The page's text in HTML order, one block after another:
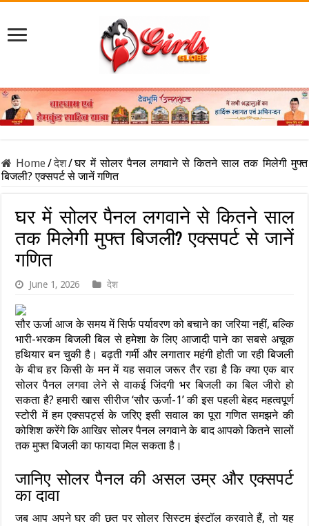
Home/देश/घर में सोलर पैनल लगवाने से कितने साल तक मिलेगी मुफ्त
बिजली? एक्सपर्ट से जानें गणित
घर में सोलर पैनल लगवाने से कितने साल
तक मिलेगी मुफ्त बिजली? एक्सपर्ट से जानें
गणित
June 1, 2026 देश
सौर ऊर्जा आज के समय में सिर्फ पर्यावरण को बचाने का जरिया नहीं, बल्कि
भारी-भरकम बिजली बिल से हमेशा के लिए आजादी पाने का सबसे अचूक
हथियार बन चुकी है। बढ़ती गर्मी और लगातार महंगी होती जा रही बिजली
के बीच हर किसी के मन में यह सवाल जरूर तैर रहा है कि क्या एक बार
सोलर पैनल लगवा लेने से वाकई जिंदगी भर बिजली का बिल जीरो हो
सकता है? हमारी खास सीरीज ‘सौर ऊर्जा-1’ की इस पहली बेहद महत्वपूर्ण
स्टोरी में हम एक्सपर्ट्स के जरिए इसी सवाल का पूरा गणित समझने की
कोशिश करेंगे कि आखिर सोलर पैनल लगवाने के बाद आपको कितने सालों
तक मुफ्त बिजली का फायदा मिल सकता है।
जानिए सोलर पैनल की असल उम्र और एक्सपर्ट
का दावा
जब आप अपने घर की छत पर सोलर सिस्टम इंस्टॉल करवाते हैं, तो यह